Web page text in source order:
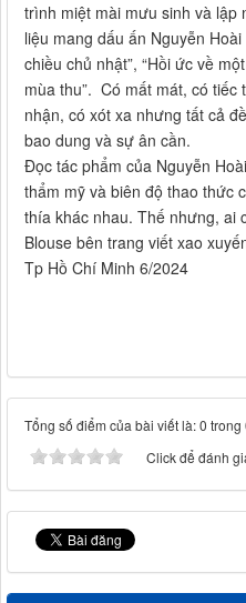
trình miệt mài mưu sinh và
liệu mang dấu ấn Nguyễn
chiều chủ nhật”, “Hồi ức về
mùa thu”. Có mất mát, có tiếc
nhận, có xót xa nhưng tất cả
bao dung và sự ân cần.
Đọc tác phẩm của Nguyễn
thẩm mỹ và biên độ thao thức
thía khác nhau. Thế nhưng, ai
Blouse bên trang viết xao
Tp Hồ Chí Minh 6/2024
Tổng số điểm của bài viết là: 0 trong
Click để đánh